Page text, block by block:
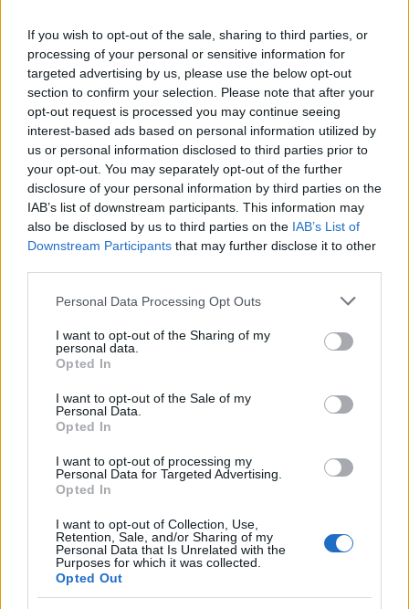
If you wish to opt-out of the sale, sharing to third parties, or
processing of your personal or sensitive information for
targeted advertising by us, please use the below opt-out
section to confirm your selection. Please note that after your
opt-out request is processed you may continue seeing
interest-based ads based on personal information utilized by
us or personal information disclosed to third parties prior to
your opt-out. You may separately opt-out of the further
disclosure of your personal information by third parties on the
IAB’s list of downstream participants. This information may
also be disclosed by us to third parties on the IAB’s List of
Downstream Participants that may further disclose it to other
Please note that this website/app uses one or more Google
not limited to your visit or usage behaviour. You may click to
grant or deny consent to Google and its third-party tags to
use your data for below specified purposes in below Google
consent section.
Personal Data Processing Opt Outs
I want to opt-out of the Sharing of my
personal data.
Opted In
I want to opt-out of the Sale of my
Personal Data.
Opted In
I want to opt-out of processing my
Personal Data for Targeted Advertising.
Opted In
I want to opt-out of Collection, Use,
Retention, Sale, and/or Sharing of my
Personal Data that Is Unrelated with the
Purposes for which it was collected.
Opted Out
AUTOMOVIL
Los coches más buscados
Compra tu coche de segunda mano en